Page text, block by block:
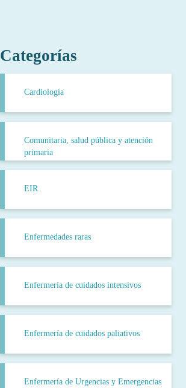
Categorías
Cardiología
Comunitaria, salud pública y atención
primaria
EIR
Enfermedades raras
Enfermería de cuidados intensivos
Enfermería de cuidados paliativos
Enfermería de Urgencias y Emergencias